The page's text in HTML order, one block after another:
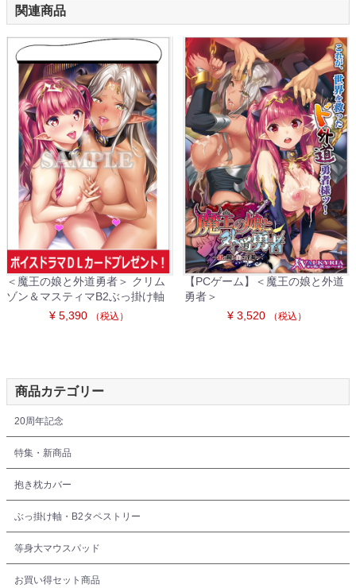
関連商品
＜魔王の娘と外道勇者＞ クリム
ゾン＆マスティマB2ぶっ掛け軸
¥ 5,390
（税込）
【PCゲーム】＜魔王の娘と外道
勇者＞
¥ 3,520
（税込）
商品カテゴリー
20周年記念
特集・新商品
抱き枕カバー
ぶっ掛け軸・B2タペストリー
等身大マウスパッド
お買い得セット商品